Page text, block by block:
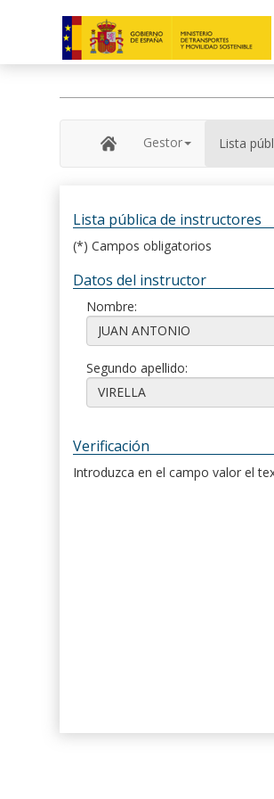
Gestor Lista
Lista pública de instructores
(*) Campos obligatorios
Datos del instructor
Nombre:
Segundo apellido:
Verificación
Introduzca en el campo valor el